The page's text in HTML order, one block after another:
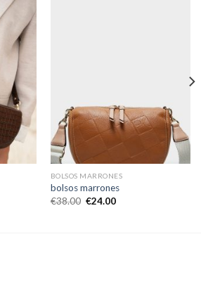
BOLSOS MARRONES
bolsos marrones
€38.00 €24.00